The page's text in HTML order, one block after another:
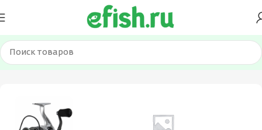
Главная Товар Цвет блесны 06